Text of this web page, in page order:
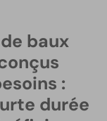
baux
:
durée